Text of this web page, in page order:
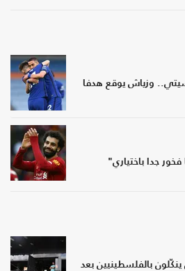
وزياش يوقع هدفا
جدا باختياري"
بالفلسطينيين بعد